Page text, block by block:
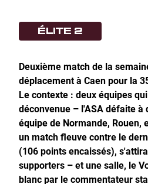
ÉLITE 2
Deuxième match de la
déplacement à Caen pour la
Le contexte : deux équipes
déconvenue – l'ASA défaite à
équipe de Normande, Rouen,
un match fleuve contre le
(106 points encaissés),
supporters –et une salle, le
blanc par le commentateur